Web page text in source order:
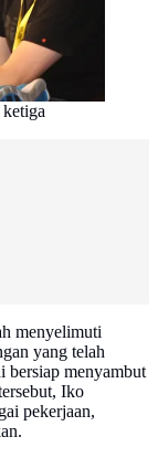
menyelimuti
yang telah
bersiap menyambut
Iko
pekerjaan,